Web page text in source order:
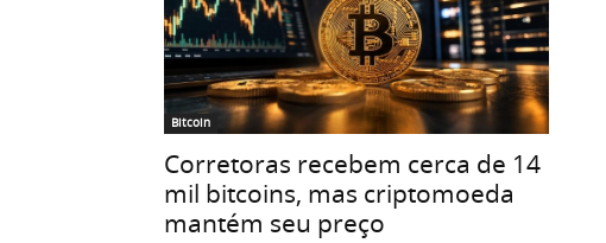
Bitcoin
Corretoras recebem cerca de 14
mil bitcoins, mas criptomoeda
mantém seu preço